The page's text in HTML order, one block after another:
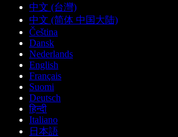
中文 (台灣)
中文 (简体 中国大陆)
Čeština
Dansk
Nederlands
English
Français
Suomi
Deutsch
हिन्दी
Italiano
日本語